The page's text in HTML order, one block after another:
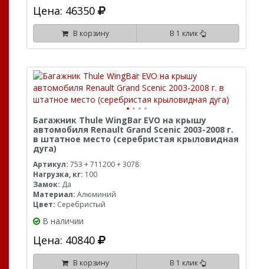
Цена: 46350
В корзину В 1 клик
Багажник Thule WingBar EVO на крышу
автомобиля Renault Grand Scenic 2003-2008 г.
в штатное место (серебристая крыловидная
дуга)
Артикул: 753 + 711200 + 3078
Нагрузка, кг: 100
Замок: Да
Материал: Алюминий
Цвет: Серебристый
В наличии
Цена: 40840
В корзину В 1 клик